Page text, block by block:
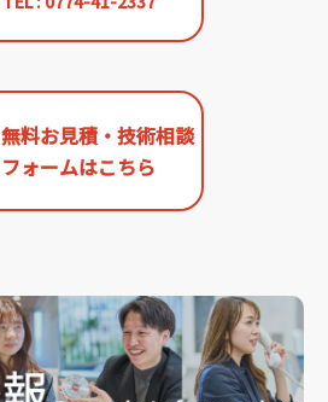
無料お見積・技術相談
フォームはこちら